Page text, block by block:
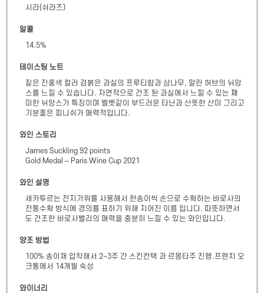
시라(쉬라즈)
알콜
14.5%
테이스팅 노트
짙은 진홍색 컬러 검붉은 과실의 프루티함과 삼나무, 말린 허브의 뉘앙
스를 느낄 수 있습니다. 자연적으로 건조 된 과실에서 느낄 수 있는 째
미한 뉘앙스가 특징이며 벨벳같이 부드러운 타닌과 산뜻한 산미 그리고
기분좋은 피니쉬가 매력적입니다.
와인 스토리
James Suckling 92 points
Gold Medal – Paris Wine Cup 2021
와인 설명
세카투르는 전지가위를 사용해서 한송이씩 손으로 수확하는 바로사의
전통수확 방식에 경의를 표하기 위해 지어진 이름 입니다. 따뜻하면서
도 건조한 바로사밸리의 매력을 충분히 느낄 수 있는 와인입니다.
양조 방법
100% 송이채 압착해서 2~3주 간 스킨컨택 과 르몽타주 진행.프렌치 오
크통에서 14개월 숙성
와이너리